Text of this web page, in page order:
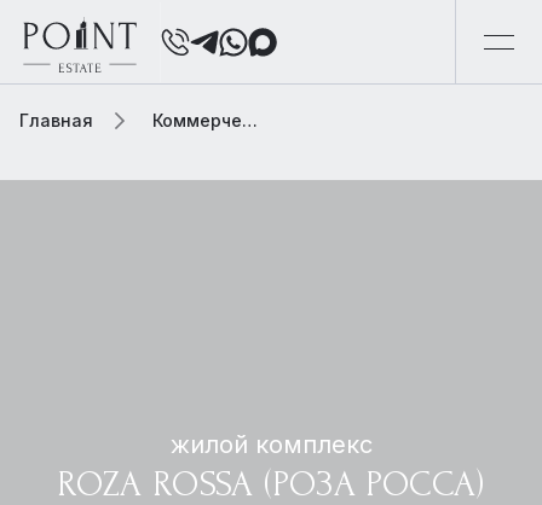
Главная Коммерческая элитная недвижимость
жилой комплекс
ROZA ROSSA (РОЗА РОССА)